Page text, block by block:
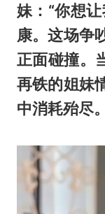
妹：“你想
康。这场争
正面碰撞。
再铁的姐妹
中消耗殆尽。